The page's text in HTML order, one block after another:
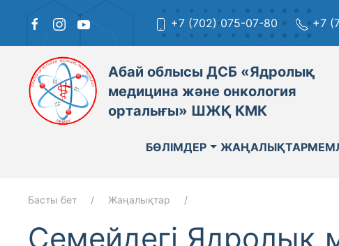
+7 (702) 075-07-80 +7
Абай облысы ДСБ «Ядролық
медицина және онкология
орталығы» ШЖҚ КМК
БӨЛІМДЕР ЖАҢАЛЫҚТАР
Басты бет Жаңалықтар
Семейдегі Ядролық